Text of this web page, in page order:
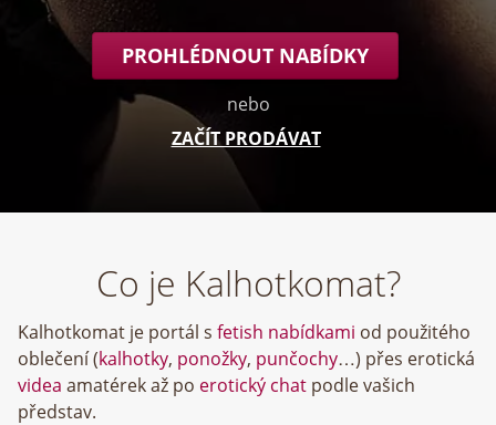
PROHLÉDNOUT NABÍDKY
nebo
ZAČÍT PRODÁVAT
Co je Kalhotkomat?
Kalhotkomat je portál s fetish nabídkami od použitého
oblečení (kalhotky, ponožky, punčochy…) přes erotická
videa amatérek až po erotický chat podle vašich
představ.